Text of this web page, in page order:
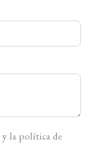
y la política de